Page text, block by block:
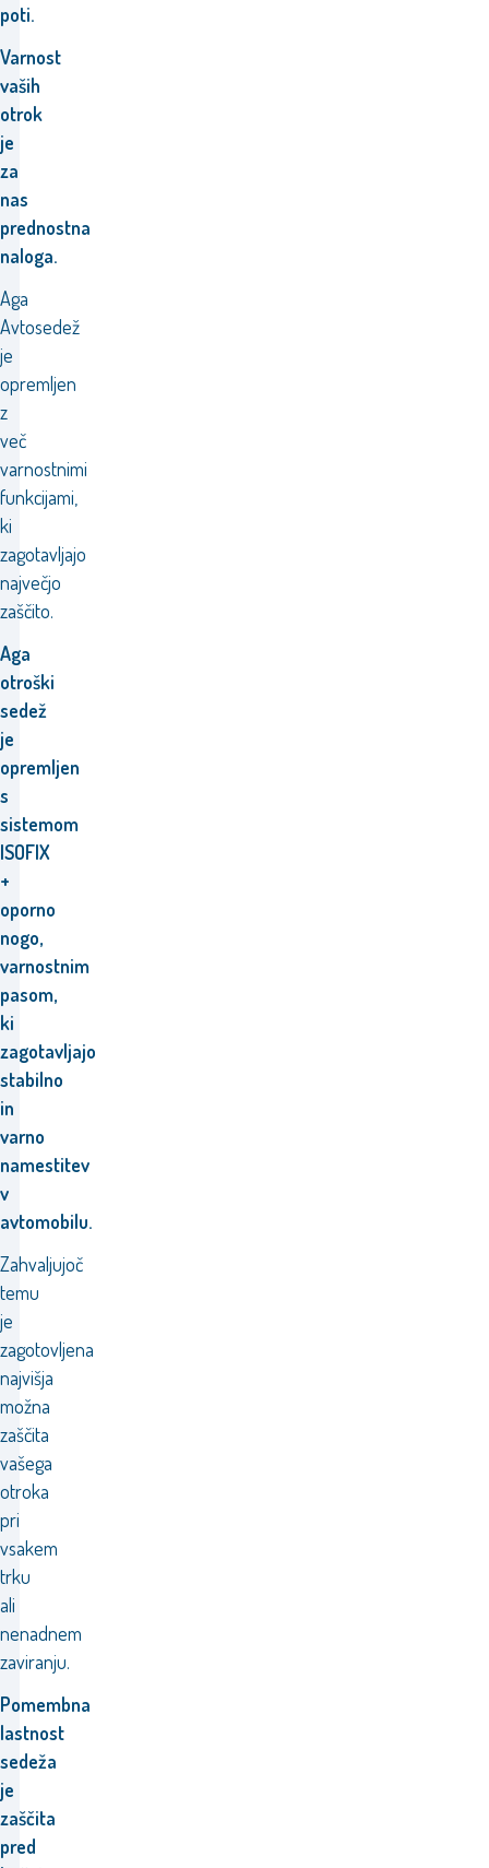
poti.
Varnost
vaših
otrok
je
za
nas
prednostna
naloga.
Aga
Avtosedež
je
opremljen
z
več
varnostnimi
funkcijami,
ki
zagotavljajo
največjo
zaščito.
Aga
otroški
sedež
je
opremljen
s
sistemom
ISOFIX
+
oporno
nogo,
varnostnim
pasom,
ki
zagotavljajo
stabilno
in
varno
namestitev
v
avtomobilu.
Zahvaljujoč
temu
je
zagotovljena
najvišja
možna
zaščita
vašega
otroka
pri
vsakem
trku
ali
nenadnem
zaviranju.
Pomembna
lastnost
sedeža
je
zaščita
pred